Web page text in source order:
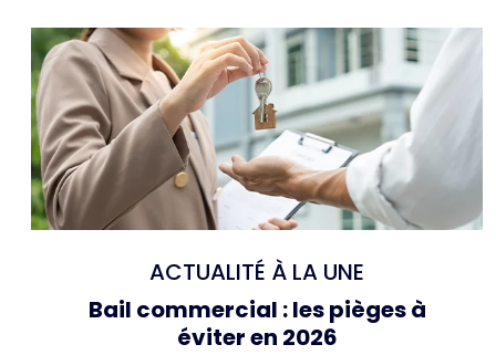
ACTUALITÉ À LA UNE
Bail commercial : les pièges à
éviter en 2026